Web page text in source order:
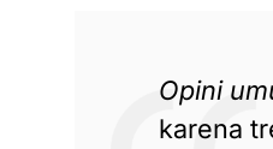
Opini
karena